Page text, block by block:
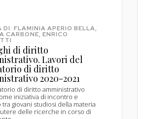
DI: FLAMINIA APERIO BELLA,
CARBONE, ENRICO
di diritto
Lavori del
di diritto
2020-2021
di diritto amministrativo
iniziativa di incontro e
tra giovani studiosi della materia
delle ricerche in corso di